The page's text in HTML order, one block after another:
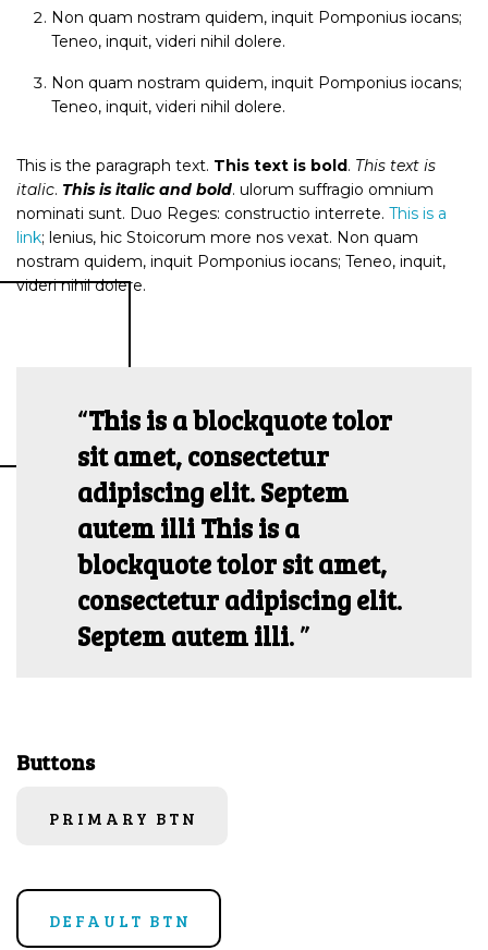
Non quam nostram quidem, inquit Pomponius iocans;
Teneo, inquit, videri nihil dolere.
Non quam nostram quidem, inquit Pomponius iocans;
Teneo, inquit, videri nihil dolere.
This is the paragraph text. This text is bold . This text is
italic. This is italic and bold. ulorum suffragio omnium
nominati sunt. Duo Reges: constructio interrete. This is a
link; lenius, hic Stoicorum more nos vexat. Non quam
nostram quidem, inquit Pomponius iocans; Teneo, inquit,
videri nihil dolere.
This is a blockquote tolor
sit amet, consectetur
adipiscing elit. Septem
autem illi This is a
blockquote tolor sit amet,
consectetur adipiscing elit.
Septem autem illi.
Buttons
PRIMARY BTN
DEFAULT BTN